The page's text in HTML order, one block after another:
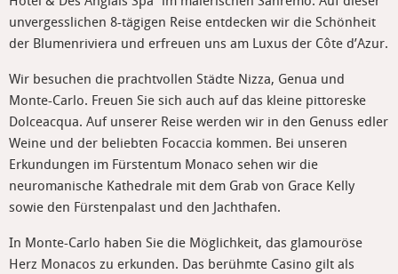
unvergesslichen 8-tägigen Reise entdecken wir die Schönheit
der Blumenriviera und erfreuen uns am Luxus der Côte d’Azur.
Wir besuchen die prachtvollen Städte Nizza, Genua und
Monte-Carlo. Freuen Sie sich auch auf das kleine pittoreske
Dolceacqua. Auf unserer Reise werden wir in den Genuss edler
Weine und der beliebten Focaccia kommen. Bei unseren
Erkundungen im Fürstentum Monaco sehen wir die
neuromanische Kathedrale mit dem Grab von Grace Kelly
sowie den Fürstenpalast und den Jachthafen.
In Monte-Carlo haben Sie die Möglichkeit, das glamouröse
Herz Monacos zu erkunden. Das berühmte Casino gilt als